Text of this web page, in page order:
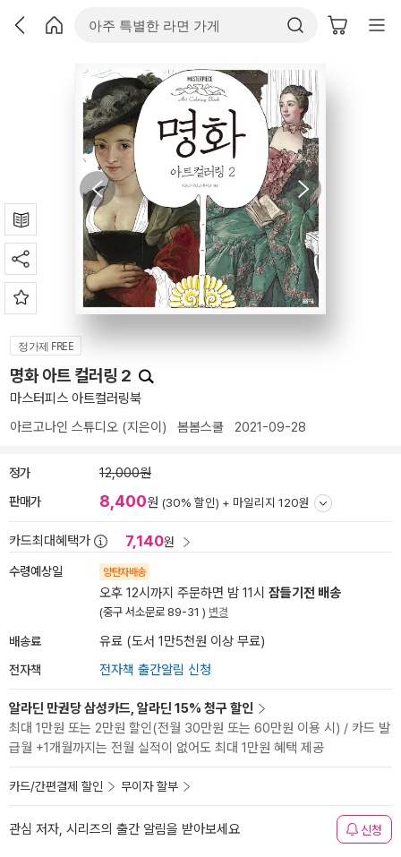
정가제 FREE
명화 아트 컬러링 2
마스터피스 아트컬러링북
아르고나인 스튜디오 (지은이) 봄봄스쿨 2021-09-28
정가 12,000원
판매가 8,400원 (30% 할인) + 마일리지 120원
카드최대혜택가 7,140원
수령예상일 양탄자배송
오후 12시까지 주문하면 밤 11시 잠들기전 배송
(중구 서소문로 89-31 ) 변경
배송료 유료 (도서 1만5천원 이상 무료)
전자책 전자책 출간알림 신청
알라딘 만권당 삼성카드, 알라딘 15% 청구 할인
최대 1만원 또는 2만원 할인(전월 30만원 또는 60만원 이용 시) / 카드 발
급월 +1개월까지는 전월 실적이 없어도 최대 1만원 혜택 제공
카드/간편결제 할인 무이자 할부
관심 저자, 시리즈의 출간 알림을 받아보세요 신청